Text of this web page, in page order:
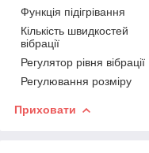
Функція підігрівання
Кількість швидкостей
вібрації
Регулятор рівня вібрації
Регулювання розміру
Приховати